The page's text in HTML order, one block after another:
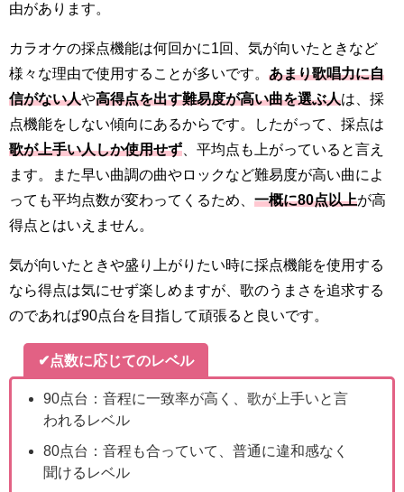
由があります。
カラオケの採点機能は何回かに1回、気が向いたときなど
様々な理由で使用することが多いです。 あまり歌唱力に自
信がない人や高得点を出す難易度が高い曲を選ぶ人は、採
点機能をしない傾向にあるからです。したがって、採点は
歌が上手い人しか使用せず 、平均点も上がっていると言え
ます。また早い曲調の曲やロックなど難易度が高い曲によ
っても平均点数が変わってくるため、 一概に80点以上が高
得点とはいえません。
気が向いたときや盛り上がりたい時に採点機能を使用する
なら得点は気にせず楽しめますが、歌のうまさを追求する
のであれば90点台を目指して頑張ると良いです。
✔点数に応じてのレベル
90点台：音程に一致率が高く、歌が上手いと言
われるレベル
80点台：音程も合っていて、普通に違和感なく
聞けるレベル